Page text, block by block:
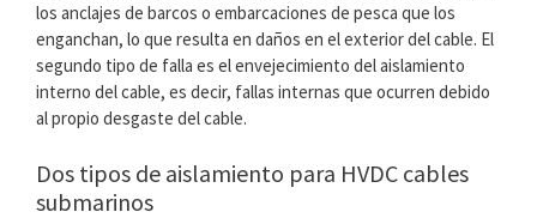
los anclajes de barcos o embarcaciones de pesca que los
enganchan, lo que resulta en daños en el exterior del cable. El
segundo tipo de falla es el envejecimiento del aislamiento
interno del cable, es decir, fallas internas que ocurren debido
al propio desgaste del cable.
Dos tipos de aislamiento para HVDC cables
submarinos